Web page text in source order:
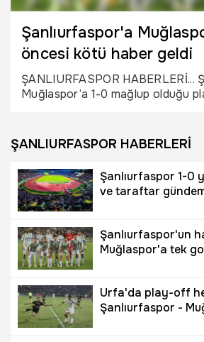
Şanlıurfaspor'a
öncesi kötü haber geldi
ŞANLIURFASPOR HABERLERİ...
Muğlaspor’a 1-0 mağlup olduğu
sevk edilirken, Başkan Mustafa
ile yönetici Abdurrahman
disiplin süreci başlatıldı.
ŞANLIURFASPOR HABERLERİ
Şanlıurfaspor 1-0
ve taraftar
Şanlıurfaspor'un
Muğlaspor'a tek
Urfa'da play-off
Şanlıurfaspor -